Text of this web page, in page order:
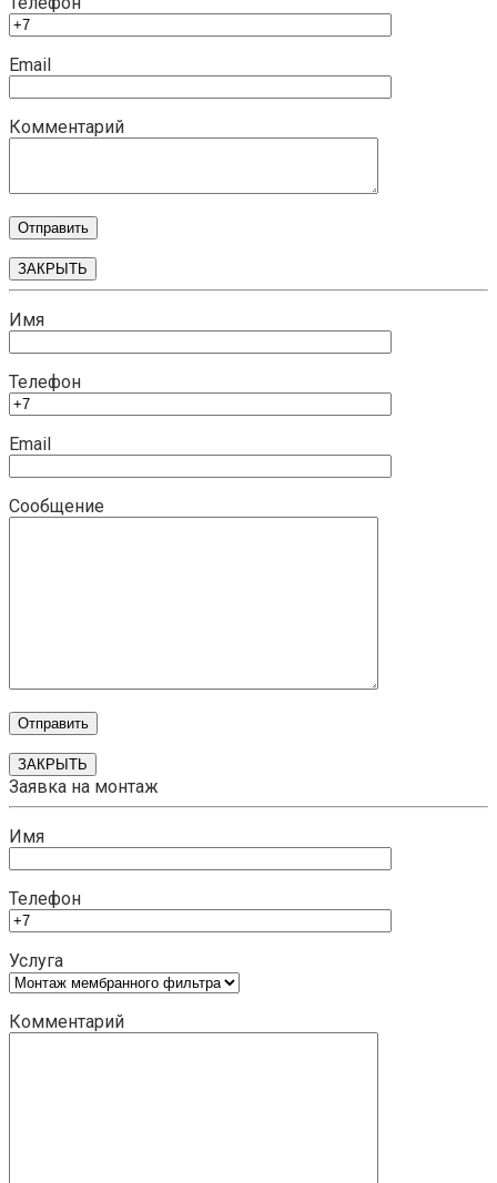
Email
Комментарий
ЗАКРЫТЬ
Имя
Телефон
Email
Сообщение
ЗАКРЫТЬ
Заявка на монтаж
Имя
Телефон
Услуга
Комментарий